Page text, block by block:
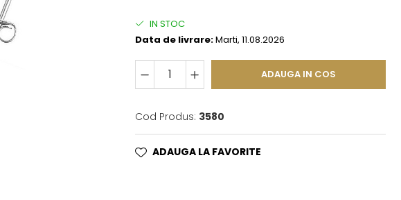
IN STOC
Data de livrare:Marti, 11.08.2026
ADAUGA IN COS
Cod Produs: 3580
ADAUGA LA FAVORITE